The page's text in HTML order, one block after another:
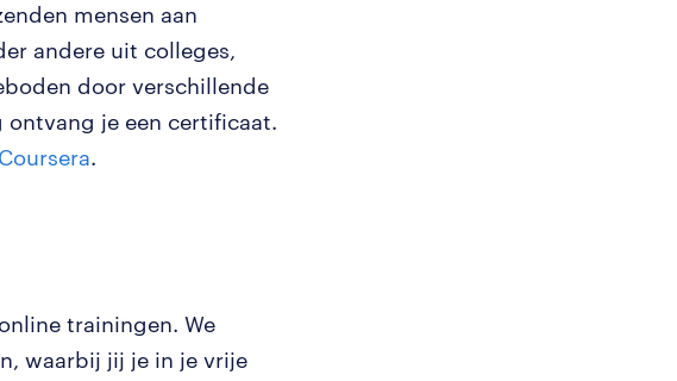
mensen aan
andere uit colleges,
door verschillende
je een certificaat.
Coursera.
trainingen. We
waarbij jij je in je vrije